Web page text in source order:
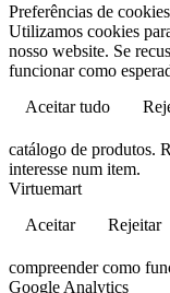
Preferências de
Utilizamos cookies
nosso website. Se
funcionar como
Aceitar tudo
catálogo de produtos.
interesse num item.
Virtuemart
Aceitar
Rejeitar
compreender como
Google Analytics